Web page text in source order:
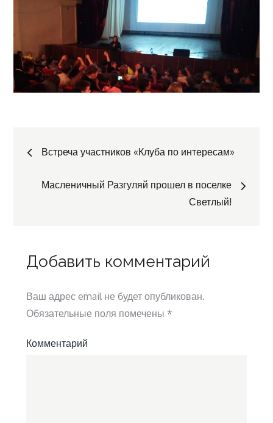
Навигация
по
Встреча участников «Клуба по интересам»
Масленичный Разгуляй прошел в поселке
Светлый!
Добавить комментарий
Ваш адрес email не будет опубликован.
Обязательные поля помечены *
Комментарий